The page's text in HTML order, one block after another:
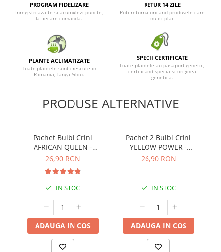
PROGRAM FIDELIZARE
Inregistreaza-te si acumulezi puncte,
la fiecare comanda.
RETUR 14 ZILE
Poti returna oricand produsele care
nu iti plac
PLANTE ACLIMATIZATE
Toate plantele sunt crescute in
Romania, langa Sibiu.
SPECII CERTIFICATE
Toate plantele au pasaport genetic,
certificand specia si originea
genetica.
PRODUSE ALTERNATIVE
Pachet Bulbi Crini
AFRICAN QUEEN -
Cod:109.111
26,90 RON
IN STOC
ADAUGA IN COS
Pachet 2 Bulbi Crini
YELLOW POWER -
Cod:108.475
26,90 RON
IN STOC
ADAUGA IN COS